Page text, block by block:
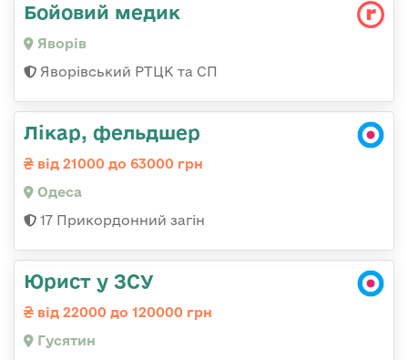
Бойовий медик
Яворів
Яворівський РТЦК та СП
Лікар, фельдшер
від 21000 до 63000 грн
Одеса
17 Прикордонний загін
Юрист у ЗСУ
від 22000 до 120000 грн
Гусятин